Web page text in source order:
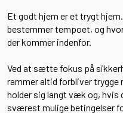
Et godt hjem er et trygt
bestemmer tempoet, og
der kommer indenfor.
Ved at sætte fokus på
rammer altid forbliver
holder sig langt væk og, hvis
sværest mulige betingelser